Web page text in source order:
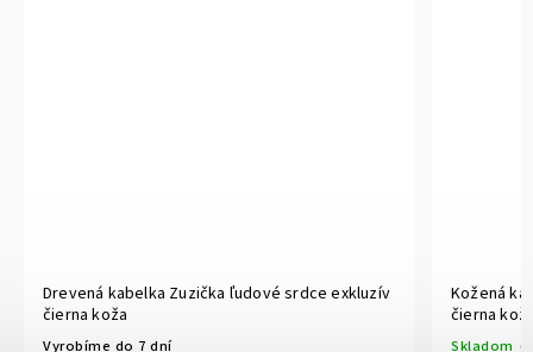
Drevená kabelka Zuzička ľudové srdce exkluzív
čierna koža
Vyrobíme do 7 dní
Kožená
čierna
Skladom